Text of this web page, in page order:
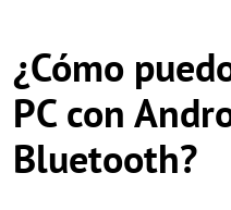
¿Cómo
PC con
Bluetooth?